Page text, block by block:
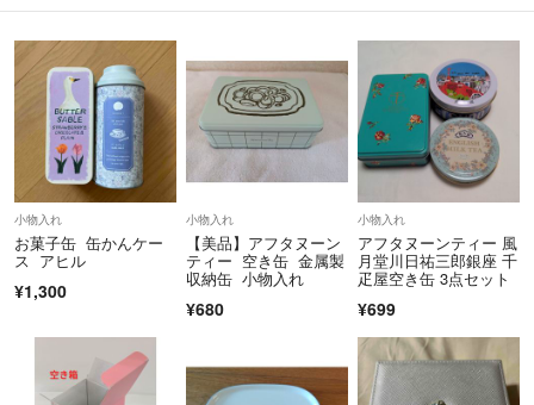
小物入れ
お菓子缶 缶かんケー
ス アヒル
¥1,300
小物入れ
【美品】アフタヌーン
ティー 空き缶 金属製
収納缶 小物入れ
¥680
小物入れ
アフタヌーンティー 風
月堂川日祐三郎銀座 千
疋屋空き缶 3点セット
¥699